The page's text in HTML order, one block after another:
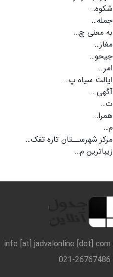
شکوه…
جمله…
به معنی چ…
مغاز…
جیحو…
امر…
ایالت سیاه پ…
آگهی …
ت…
همرا…
م…
مرکز شهرســتان تازه تفک…
زیباترین م…
info [at] jadvalonline [dot] com
021-26767486